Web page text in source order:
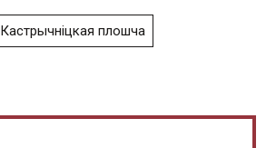
Кастрычніцкая плошча